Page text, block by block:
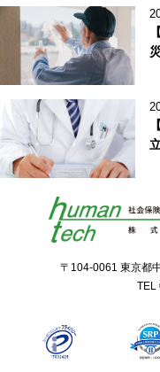
〒104-0061 東京都
TEL